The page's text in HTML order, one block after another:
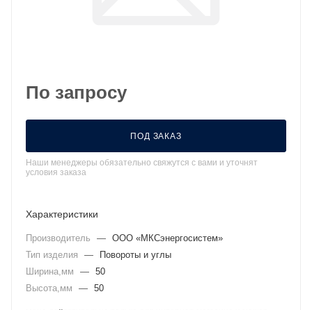
По запросу
ПОД ЗАКАЗ
Наши менеджеры обязательно свяжутся с вами и уточнят
условия заказа
Характеристики
Производитель — ООО «МКСэнергосистем»
Тип изделия
—
Повороты и углы
Ширина,мм
— 50
Высота,мм
— 50